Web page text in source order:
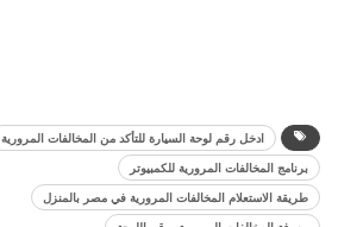
ادخل رقم لوحة السيارة للتأكد من المخالفات المرورية
برنامج المخالفات المرورية للكمبيوتر
طريقة الاستعلام المخالفات المرورية في مصر بالمنزل